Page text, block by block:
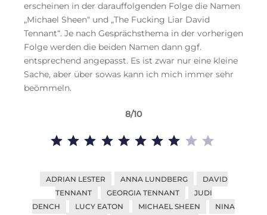
erscheinen in der darauffolgenden Folge die Namen
„Michael Sheen“ und „The Fucking Liar David
Tennant“. Je nach Gesprächsthema in der vorherigen
Folge werden die beiden Namen dann ggf.
entsprechend angepasst. Es ist zwar nur eine kleine
Sache, aber über sowas kann ich mich immer sehr
beömmeln.
8/10
ADRIAN LESTER ANNA LUNDBERG
DAVID
TENNANT
GEORGIA TENNANT
JUDI
DENCH
LUCY EATON MICHAEL SHEEN
NINA